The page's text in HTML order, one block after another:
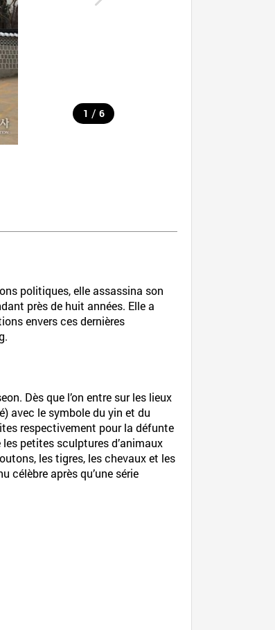
1 / 6
politiques, elle assassina son
près de huit années. Elle a
envers ces dernières
Dès que l’on entre sur les lieux
avec le symbole du yin et du
respectivement pour la défunte
petites sculptures d’animaux
les tigres, les chevaux et les
célèbre après qu’une série